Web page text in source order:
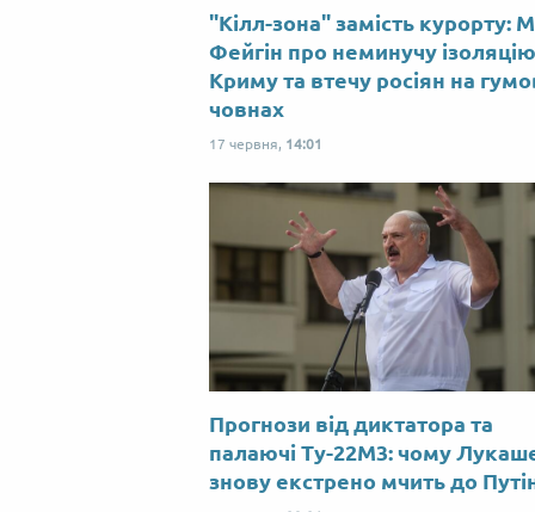
"Кілл-зона" замість курорту:
Фейгін про неминучу ізоляцію
Криму та втечу росіян на
човнах
17 червня, 14:01
Прогнози від диктатора та
палаючі Ту-22М3: чому
знову екстрено мчить до